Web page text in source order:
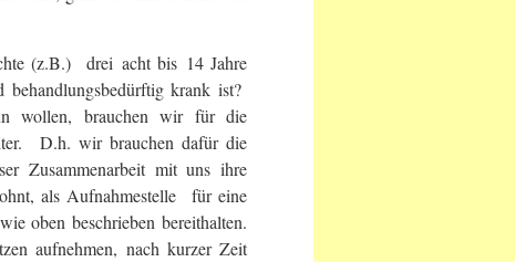
(z.B.) drei acht bis 14 Jahre
krank ist?
wollen, brauchen wir für die
D.h. wir brauchen dafür die
Zusammenarbeit mit uns ihre
als Aufnahmestelle für eine
oben beschrieben bereithalten.
aufnehmen, nach kurzer Zeit